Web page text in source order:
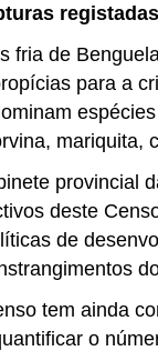
fria de
para a
mariquita,
provincial
deste
de
tem ainda
o